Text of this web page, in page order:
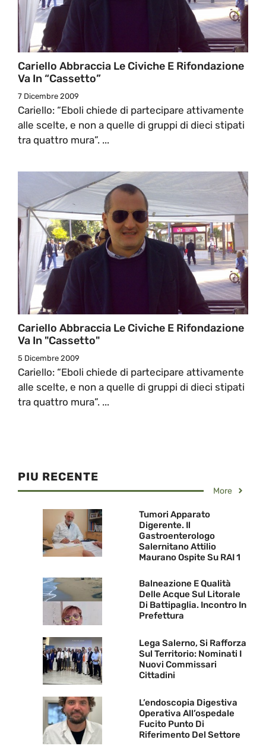
Cariello Abbraccia Le Civiche E Rifondazione
Va In “cassetto”
7 Dicembre 2009
Cariello: “Eboli chiede di partecipare attivamente
alle scelte, e non a quelle di gruppi di dieci stipati
tra quattro mura”. ...
Cariello Abbraccia Le Civiche E Rifondazione
Va In "cassetto"
5 Dicembre 2009
Cariello: “Eboli chiede di partecipare attivamente
alle scelte, e non a quelle di gruppi di dieci stipati
tra quattro mura”. ...
PIU RECENTE
More
Tumori Apparato
Digerente. Il
Gastroenterologo
Salernitano Attilio
Maurano Ospite Su RAI 1
Balneazione E Qualità
Delle Acque Sul Litorale
Di Battipaglia. Incontro In
Prefettura
Lega Salerno, Si Rafforza
Sul Territorio: Nominati I
Nuovi Commissari
Cittadini
L’endoscopia Digestiva
Operativa All’ospedale
Fucito Punto Di
Riferimento Del Settore